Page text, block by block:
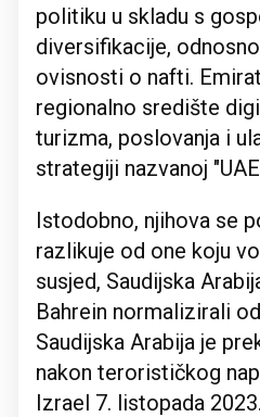
politiku u skladu s
diversifikacije,
ovisnosti o nafti.
regionalno središte
turizma, poslovanja i
strategiji nazvanoj
Istodobno, njihova se
razlikuje od one koju
susjed, Saudijska
Bahrein normalizirali
Saudijska Arabija je
nakon terorističkog
Izrael 7. listopada